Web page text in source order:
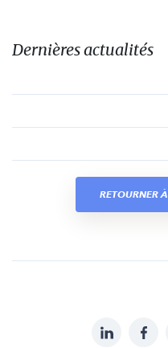
Dernières actualités
RETOURNER
LinkedIn